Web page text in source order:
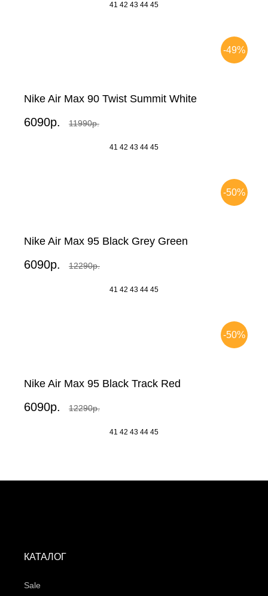
41 42 43 44 45
-49%
Nike Air Max 90 Twist Summit White
6090р. 11990р.
41 42 43 44 45
-50%
Nike Air Max 95 Black Grey Green
6090р. 12290р.
41 42 43 44 45
-50%
Nike Air Max 95 Black Track Red
6090р. 12290р.
41 42 43 44 45
КАТАЛОГ
Sale